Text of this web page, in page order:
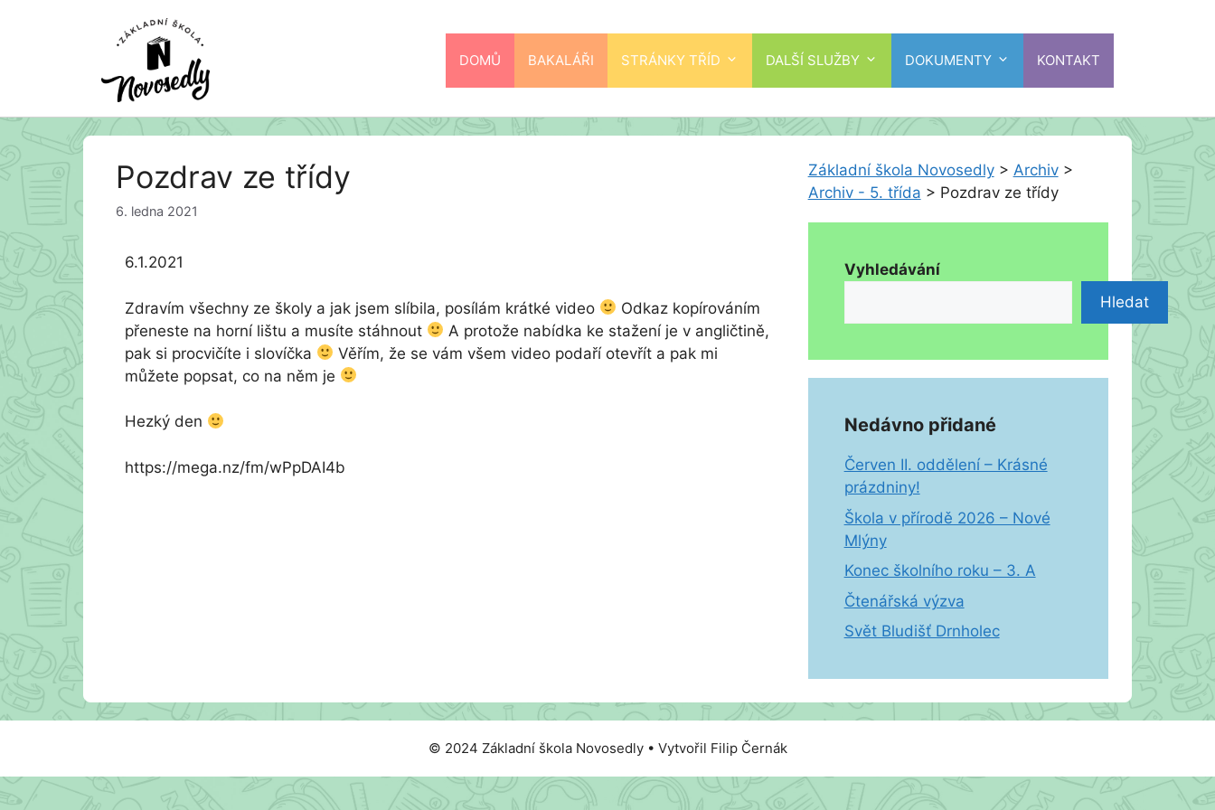
DOMŮ BAKALÁŘI STRÁNKY TŘÍD DALŠÍ SLUŽBY DOKUMENTY KONTAKT
Pozdrav ze třídy
6. ledna 2021
6.1.2021
Zdravím všechny ze školy a jak jsem slíbila, posílám krátké video
Odkaz kopírováním
přeneste na horní lištu a musíte stáhnout
A protože nabídka ke stažení je v angličtině,
pak si procvičíte i slovíčka
Věřím, že se vám všem video podaří otevřít a pak mi
můžete popsat, co na něm je
Hezký den
https://mega.nz/fm/wPpDAI4b
Základní škola Novosedly> Archiv>
Archiv - 5. třída > Pozdrav ze třídy
Vyhledávání
Hledat
Nedávno přidané
Červen II. oddělení – Krásné
prázdniny!
Škola v přírodě 2026 – Nové
Mlýny
Konec školního roku – 3. A
Čtenářská výzva
Svět Bludišť Drnholec
© 2024 Základní škola Novosedly • Vytvořil Filip Černák